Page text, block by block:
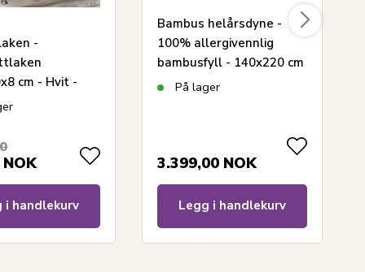
-
cm - Hvit -
- Laken til
NOK
i handlekurv
Bambus helårsdyne -
100% allergivennlig
bambusfyll - 140x220 cm
- Nature By Borg
På lager
3.399,00 NOK
Legg i handlekurv